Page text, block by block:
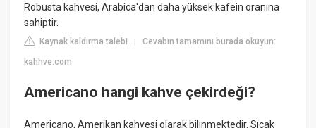
Robusta kahvesi, Arabica'dan daha yüksek kafein oranına
sahiptir.
Kaynak kaldırma talebi |Cevabın tamamını burada okuyun:
kahhve.com
Americano hangi kahve çekirdeği?
Americano, Amerikan kahvesi olarak bilinmektedir. Sıcak